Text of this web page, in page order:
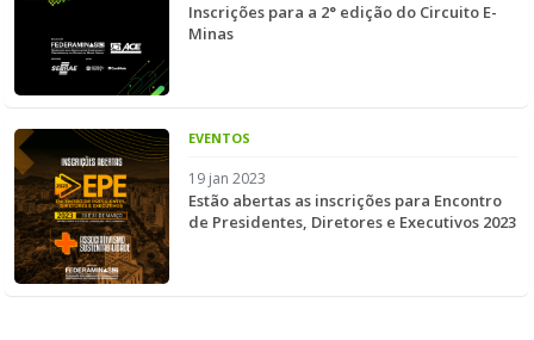
Inscrições para a 2° edição do Circuito E-
Minas
EVENTOS
19 jan 2023
Estão abertas as inscrições para Encontro
de Presidentes, Diretores e Executivos 2023